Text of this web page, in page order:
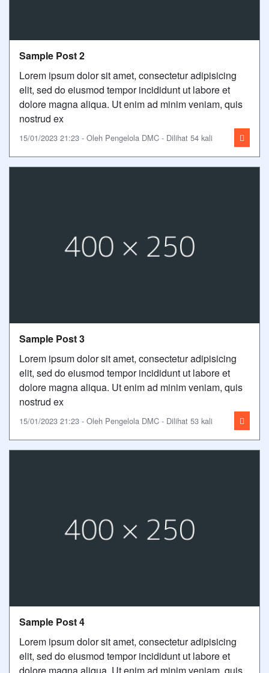
Sample Post 2
Lorem ipsum dolor sit amet, consectetur adipisicing
elit, sed do eiusmod tempor incididunt ut labore et
dolore magna aliqua. Ut enim ad minim veniam, quis
nostrud ex
15/01/2023 21:23 - Oleh Pengelola DMC - Dilihat 54 kali
Sample Post 3
Lorem ipsum dolor sit amet, consectetur adipisicing
elit, sed do eiusmod tempor incididunt ut labore et
dolore magna aliqua. Ut enim ad minim veniam, quis
nostrud ex
15/01/2023 21:23 - Oleh Pengelola DMC - Dilihat 53 kali
Sample Post 4
Lorem ipsum dolor sit amet, consectetur adipisicing
elit, sed do eiusmod tempor incididunt ut labore et